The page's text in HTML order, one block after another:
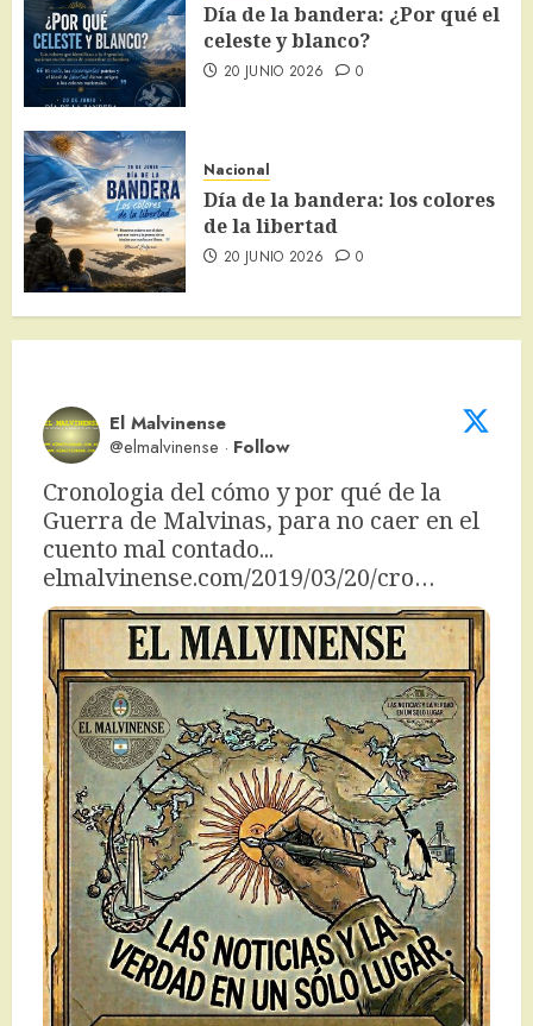
Día de la bandera: ¿Por qué el
celeste y blanco?
20 JUNIO 2026 0
Nacional
Día de la bandera: los colores
de la libertad
20 JUNIO 2026 0
El Malvinense
@elmalvinense · Follow
Cronologia del cómo y por qué de la
Guerra de Malvinas, para no caer en el
elmalvinense.com/2019/03/20/cro…